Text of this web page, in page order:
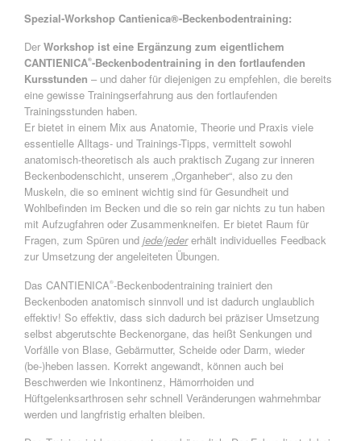
Spezial-Workshop Cantienica®-Beckenbodentraining:
Der Workshop ist eine Ergänzung zum eigentlichem
CANTIENICA®-Beckenbodentraining in den fortlaufenden
Kursstunden – und daher für diejenigen zu empfehlen, die bereits
eine gewisse Trainingserfahrung aus den fortlaufenden
Trainingsstunden haben.
Er bietet in einem Mix aus Anatomie, Theorie und Praxis viele
essentielle Alltags- und Trainings-Tipps, vermittelt sowohl
anatomisch-theoretisch als auch praktisch Zugang zur inneren
Beckenbodenschicht, unserem „Organheber“, also zu den
Muskeln, die so eminent wichtig sind für Gesundheit und
Wohlbefinden im Becken und die so rein gar nichts zu tun haben
mit Aufzugfahren oder Zusammenkneifen. Er bietet Raum für
Fragen, zum Spüren und jede/jedererhält individuelles Feedback
zur Umsetzung der angeleiteten Übungen.
Das CANTIENICA®-Beckenbodentraining trainiert den
Beckenboden anatomisch sinnvoll und ist dadurch unglaublich
effektiv! So effektiv, dass sich dadurch bei präziser Umsetzung
selbst abgerutschte Beckenorgane, das heißt Senkungen und
Vorfälle von Blase, Gebärmutter, Scheide oder Darm, wieder
(be-)heben lassen. Korrekt angewandt, können auch bei
Beschwerden wie Inkontinenz, Hämorrhoiden und
Hüftgelenksarthrosen sehr schnell Veränderungen wahrnehmbar
werden und langfristig erhalten bleiben.